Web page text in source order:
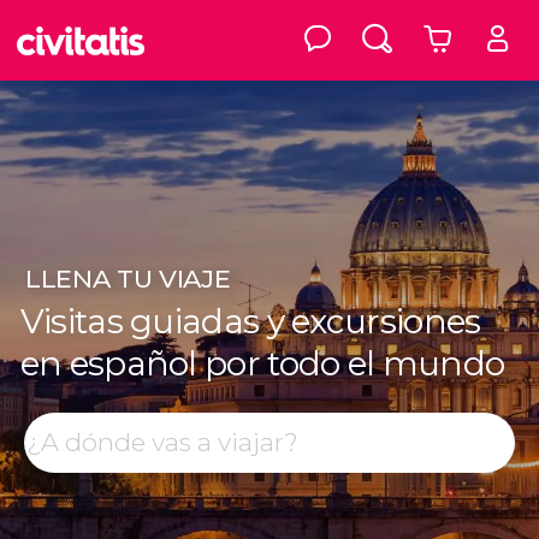
LLENA TU VIAJE
Visitas guiadas y excursiones
en español por todo el mundo
Buscar
Top destinos